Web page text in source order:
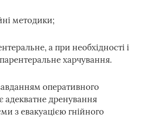
методики;
а при необхідності і
харчування.
оперативного
адекватне дренування
з евакуацією гнійного